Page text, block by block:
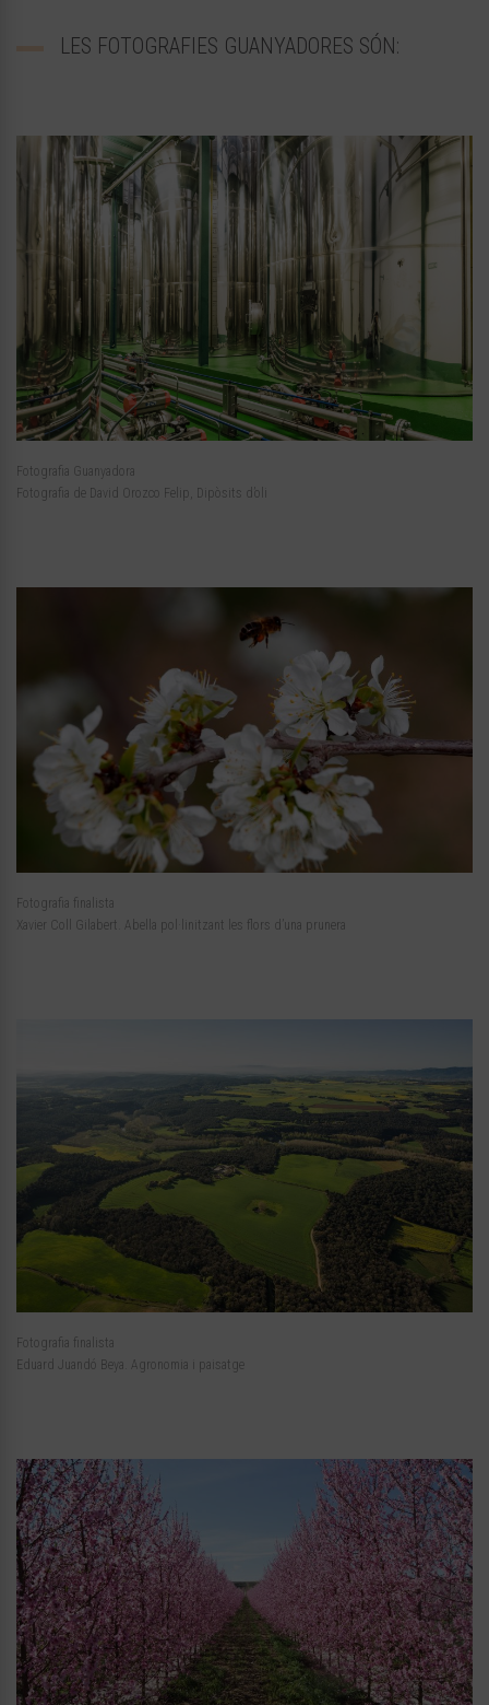
LES FOTOGRAFIES GUANYADORES SÓN:
Fotografia Guanyadora
Fotografia de David Orozco Felip, Dipòsits d’oli
Fotografia finalista
Xavier Coll Gilabert. Abella pol·linitzant les flors d’una prunera
Fotografia finalista
Eduard Juandó Beya. Agronomia i paisatge